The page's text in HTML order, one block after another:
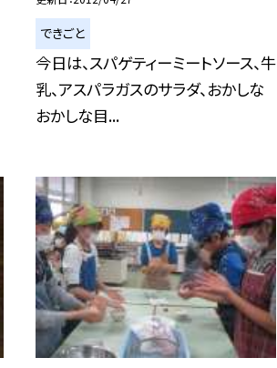
できごと
今日は、スパゲティーミートソース、牛
乳、アスパラガスのサラダ、おかしな
おかしな目...